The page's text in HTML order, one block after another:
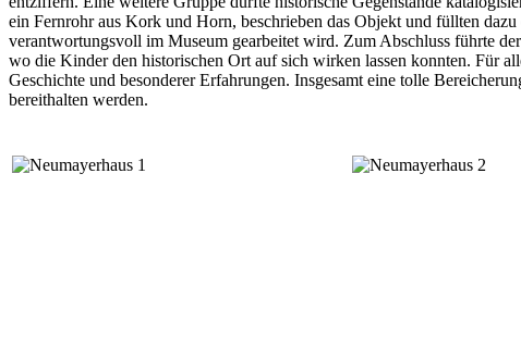
ein Fernrohr aus Kork und Horn, beschrieben das Objekt und füllten
verantwortungsvoll im Museum gearbeitet wird. Zum Abschluss führte
wo die Kinder den historischen Ort auf sich wirken lassen konnten. Für
Geschichte und besonderer Erfahrungen. Insgesamt eine tolle
bereithalten werden.